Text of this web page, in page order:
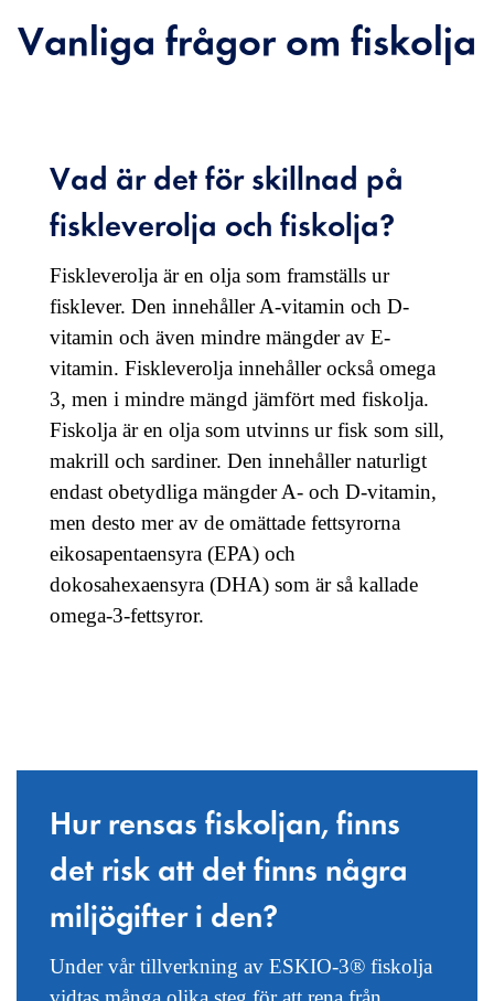
Vanliga frågor om fiskolja
Vad är det för skillnad på
fiskleverolja och fiskolja?
Fiskleverolja är en olja som framställs ur
fisklever. Den innehåller A-vitamin och D-
vitamin och även mindre mängder av E-
vitamin. Fiskleverolja innehåller också omega
3, men i mindre mängd jämfört med fiskolja.
Fiskolja är en olja som utvinns ur fisk som sill,
makrill och sardiner. Den innehåller naturligt
endast obetydliga mängder A- och D-vitamin,
men desto mer av de omättade fettsyrorna
eikosapentaensyra (EPA) och
dokosahexaensyra (DHA) som är så kallade
omega-3-fettsyror.
Hur rensas fiskoljan, finns
det risk att det finns några
miljögifter i den?
Under vår tillverkning av ESKIO-3® fiskolja